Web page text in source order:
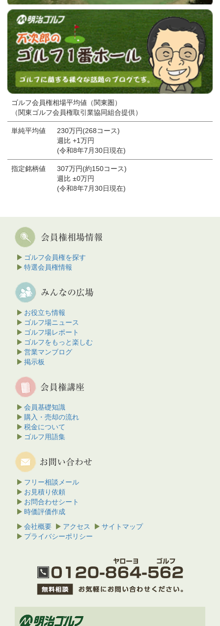
ゴルフ会員権相場平均値（関東圏）
（関東ゴルフ会員権取引業協同組合提供）
単純平均値
230万円(268コース)
週比 +1万円
(令和8年7月30日現在)
指定銘柄値
307万円(約150コース)
週比 ±0万円
(令和8年7月30日現在)
ゴルフ会員権を探す
特選会員権情報
お役立ち情報
ゴルフ場ニュース
ゴルフ場レポート
ゴルフをもっと楽しむ
営業マンブログ
掲示板
会員基礎知識
購入・売却の流れ
税金について
ゴルフ用語集
フリー相談メール
お見積り依頼
お問合わせシート
時価評価作成
会社概要
アクセス
サイトマップ
プライバシーポリシー